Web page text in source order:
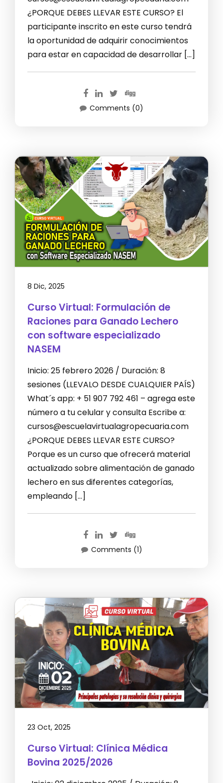
¿PORQUE DEBES LLEVAR ESTE CURSO? El
participante inscrito en este curso tendrá
la oportunidad de adquirir conocimientos
para estar en capacidad de desarrollar […]
Comments (0)
8 Dic, 2025
Curso Virtual: Formulación de
Raciones para Ganado Lechero
con software especializado
NASEM
Inicio: 25 febrero 2026 / Duración: 8
sesiones (LLEVALO DESDE CUALQUIER PAÍS)
What´s app: + 51 907 792 461 – agrega este
número a tu celular y consulta Escribe a:
cursos@escuelavirtualagropecuaria.com
¿PORQUE DEBES LLEVAR ESTE CURSO?
Porque es un curso que ofrecerá material
actualizado sobre alimentación de ganado
lechero en sus diferentes categorías,
empleando […]
Comments (1)
23 Oct, 2025
Curso Virtual: Clínica Médica
Bovina 2025/2026